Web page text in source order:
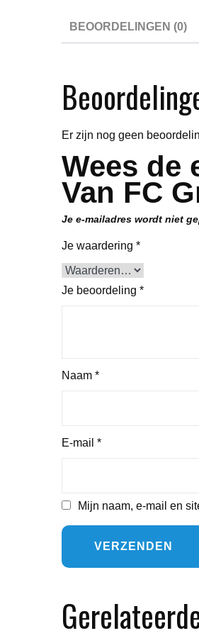
BEOORDELINGEN (0)
Er zijn nog geen
Wees de
Van FC
Je e-mailadres wordt niet
Je waardering *
Je beoordeling *
Naam *
E-mail *
Mijn naam, e-mail en